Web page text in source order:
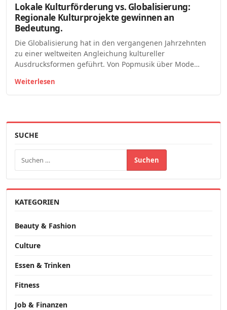
Lokale Kulturförderung vs. Globalisierung:
Regionale Kulturprojekte gewinnen an
Bedeutung.
Die Globalisierung hat in den vergangenen Jahrzehnten
zu einer weltweiten Angleichung kultureller
Ausdrucksformen geführt. Von Popmusik über Mode…
Weiterlesen
SUCHE
KATEGORIEN
Beauty & Fashion
Culture
Essen & Trinken
Fitness
Job & Finanzen